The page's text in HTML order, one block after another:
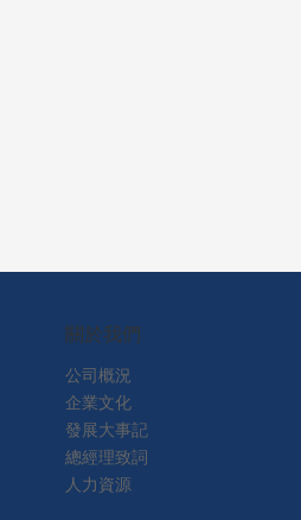
關於我們
公司概況
企業文化
發展大事記
總經理致詞
人力資源